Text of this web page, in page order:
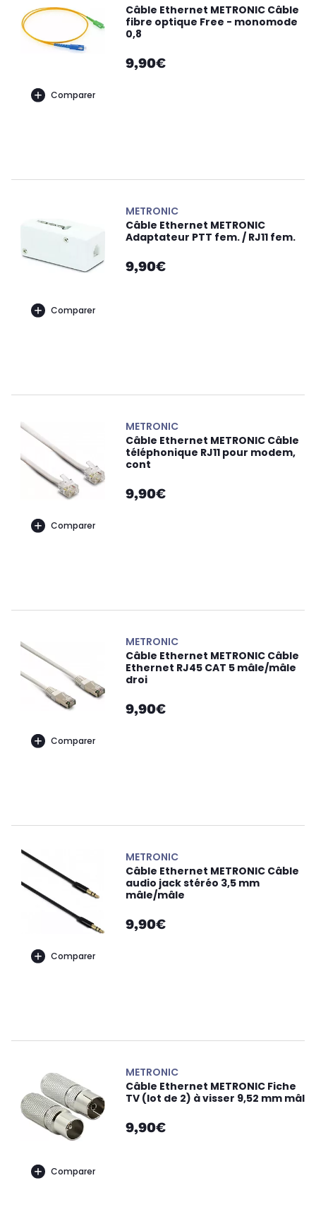
Comparer
Câble Ethernet METRONIC Câble
fibre optique Free - monomode
0,8
9,90€
Comparer
METRONIC
Câble Ethernet METRONIC
Adaptateur PTT fem. / RJ11 fem.
9,90€
Comparer
METRONIC
Câble Ethernet METRONIC Câble
téléphonique RJ11 pour modem,
cont
9,90€
Comparer
METRONIC
Câble Ethernet METRONIC Câble
Ethernet RJ45 CAT 5 mâle/mâle
droi
9,90€
Comparer
METRONIC
Câble Ethernet METRONIC Câble
audio jack stéréo 3,5 mm
mâle/mâle
9,90€
Comparer
METRONIC
Câble Ethernet METRONIC Fiche
TV (lot de 2) à visser 9,52 mm mâl
9,90€